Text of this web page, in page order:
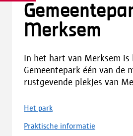
Merksem
In het hart van Merksem is
Gemeentepark één van de
rustgevende plekjes van
Het park
Praktische informatie